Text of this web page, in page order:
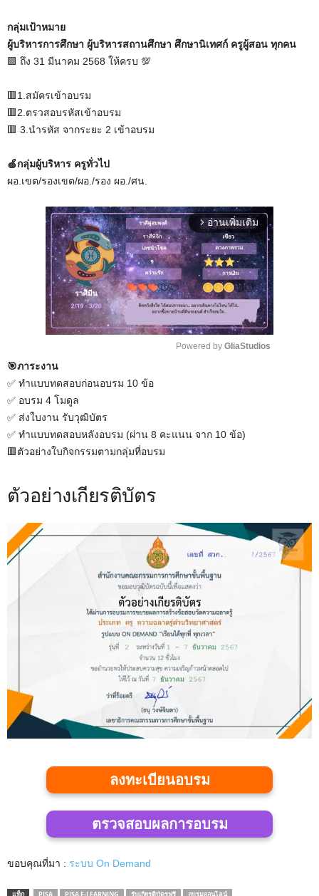
กลุ่มเป้าหมาย
ผู้บริหารการศึกษา ผู้บริหารสถานศึกษา ศึกษานิเทศก์ ครูผู้สอน ทุกคน
🟩 ถึง 31 มีนาคม 2568 ให้ครบ 💯
🟥1.สมัครเข้าอบรม
🟥2.ตรวสอบรหัสเข้าอบรม
🟥 3.นำรหัส จากระยะ 2 เข้าอบรม
🍏กลุ่มผู้บริหาร ครูทั่วไป
ผอ.เขต/รองเขต/ผอ./รอง ผอ./ศน.
arrow_forward_ios อ่านเพิ่มเติม
Powered by GliaStudios
🎯ภาระงาน
✅ ทำแบบทดสอบก่อนอบรม 10 ข้อ
✅ อบรม 4 โมดูล
✅ ส่งใบงาน รับวุฒิบัตร
✅ ทำแบบทดสอบหลังอบรม (ผ่าน 8 คะแนน จาก 10 ข้อ)
🟥ตัวอย่างใบกิจกรรมตามกลุ่มที่อบรม
ตัวอย่างเกียรติบัตร
ลงทะเบียนอบรม
ตรวจสอบผลการอบรม
ขอบคุณที่มา : ระบบ On Demand